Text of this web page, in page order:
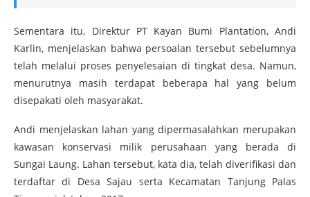
Sementara itu, Direktur PT Kayan Bumi Plantation, Andi
Karlin, menjelaskan bahwa persoalan tersebut sebelumnya
telah melalui proses penyelesaian di tingkat desa. Namun,
menurutnya masih terdapat beberapa hal yang belum
disepakati oleh masyarakat.
Andi menjelaskan lahan yang dipermasalahkan merupakan
kawasan konservasi milik perusahaan yang berada di
Sungai Laung. Lahan tersebut, kata dia, telah diverifikasi dan
terdaftar di Desa Sajau serta Kecamatan Tanjung Palas